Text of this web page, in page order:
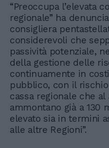
“Preoccupa l’elevata
regionale” ha
consigliera
considerevoli che
passività potenziale,
della gestione delle
continuamente in
pubblico, con il
cassa regionale che al
ammontano già a 130
elevato sia in termini
alle altre Regioni”.